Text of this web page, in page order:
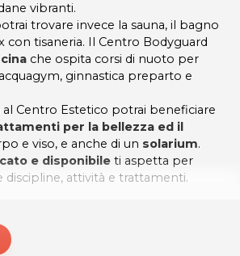
vibranti.
trovare invece la sauna, il bagno
con tisaneria. Il Centro Bodyguard
che ospita corsi di nuoto per
ginnastica preparto e
al Centro Estetico potrai beneficiare
per la bellezza ed il
e viso, e anche di un solarium.
e disponibile ti aspetta per
discipline, attività e trattamenti.
fisica!
in data 28/10/2016.